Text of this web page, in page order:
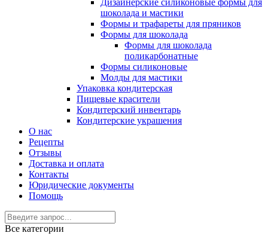
Дизайнерские силиконовые формы для
шоколада и мастики
Формы и трафареты для пряников
Формы для шоколада
Формы для шоколада
поликарбонатные
Формы силиконовые
Молды для мастики
Упаковка кондитерская
Пищевые красители
Кондитерский инвентарь
Кондитерские украшения
О нас
Рецепты
Отзывы
Доставка и оплата
Контакты
Юридические документы
Помощь
Все категории